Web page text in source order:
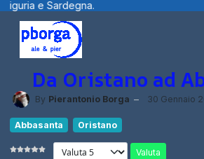
Benvenuti
Da Oristano ad
By Pierantonio Borga 30 Gennaio
Abbasanta Oristano
Valuta